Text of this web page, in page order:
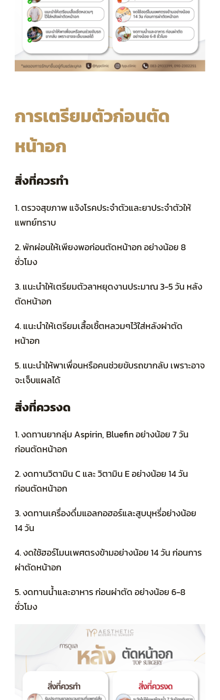
การเตรียมตัวก่อนตัด
หน้าอก
สิ่งที่ควรทำ
1.ตรวจสุขภาพ แจ้งโรคประจำตัวและยาประจำตัวให้
แพทย์ทราบ
2. พักผ่อนให้เพียงพอก่อนตัดหน้าอก อย่างน้อย 8
ชั่วโมง
3. แนะนำให้เตรียมตัวลาหยุดงานประมาณ 3-5 วัน หลัง
ตัดหน้าอก
4. แนะนำให้เตรียมเสื้อเชิ้ตหลวมๆไว้ใส่หลังผ่าตัด
หน้าอก
5. แนะนำให้พาเพื่อนหรือคนช่วยขับรถขากลับ เพราะอาจ
จะเจ็บแผลได้
สิ่งที่ควรงด
1.งดทานยากลุ่ม Aspirin, Bluefin อย่างน้อย 7 วัน
ก่อนตัดหน้าอก
2. งดทานวิตามิน C และ วิตามิน E อย่างน้อย 14 วัน
ก่อนตัดหน้าอก
3. งดทานเครื่องดื่มแอลกอฮอร์และสูบบุหรี่อย่างน้อย
14 วัน
4. งดใช้ฮอร์โมนเพศตรงข้ามอย่างน้อย 14 วัน ก่อนการ
ผ่าตัดหน้าอก
5. งดทานน้ำและอาหาร ก่อนผ่าตัด อย่างน้อย 6-8
ชั่วโมง